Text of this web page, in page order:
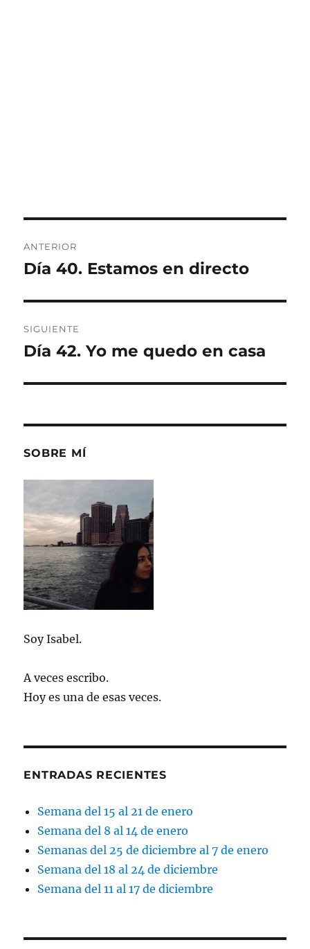
de
ANTERIOR
Entrada
Día 40. Estamos en directo
SIGUIENTE
Entrada
Día 42. Yo me quedo en casa
SOBRE MÍ
Soy Isabel.
A veces escribo.
Hoy es una de esas veces.
ENTRADAS RECIENTES
Semana del 15 al 21 de enero
Semana del 8 al 14 de enero
Semanas del 25 de diciembre al 7 de enero
Semana del 18 al 24 de diciembre
Semana del 11 al 17 de diciembre